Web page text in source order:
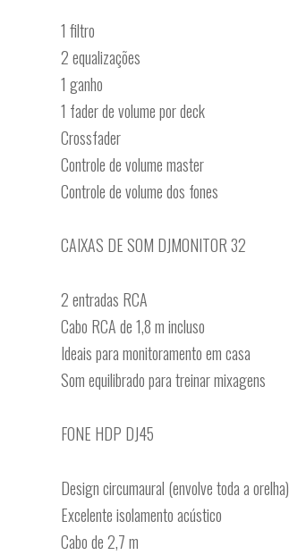
1 filtro
2 equalizações
1 ganho
1 fader de volume por deck
Crossfader
Controle de volume master
Controle de volume dos fones
CAIXAS DE SOM DJMONITOR 32
2 entradas RCA
Cabo RCA de 1,8 m incluso
Ideais para monitoramento em casa
Som equilibrado para treinar mixagens
FONE HDP DJ45
Design circumaural (envolve toda a orelha)
Excelente isolamento acústico
Cabo de 2,7 m